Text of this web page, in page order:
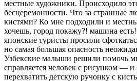
местные художники. Происходило
бесцеремонности. Что за странные
кистями? Ко мне подходили и
хочешь, город покажу?! машина
японские туристы просили
но самая большая опасность
Узбекские малыши решили помочь
справляется человек с рисунком — и
перехватить детскую ручонку с